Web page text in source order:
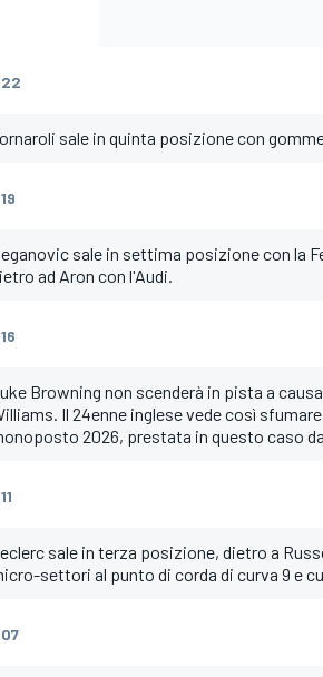
sale in quinta posizione con gomme
sale in settima posizione con la
ad Aron con l'Audi.
Browning non scenderà in pista a
Il 24enne inglese vede così
2026, prestata in questo caso da
sale in terza posizione, dietro a
settori al punto di corda di curva 9 e